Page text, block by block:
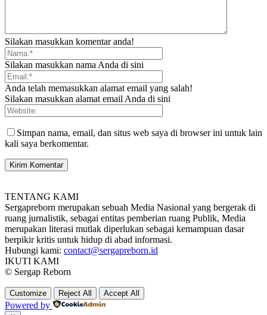
Silakan masukkan komentar anda!
Silakan masukkan nama Anda di sini
Anda telah memasukkan alamat email yang salah!
Silakan masukkan alamat email Anda di sini
Simpan nama, email, dan situs web saya di browser ini untuk lain
kali saya berkomentar.
TENTANG KAMI
Sergapreborn merupakan sebuah Media Nasional yang bergerak di
ruang jurnalistik, sebagai entitas pemberian ruang Publik, Media
merupakan literasi mutlak diperlukan sebagai kemampuan dasar
berpikir kritis untuk hidup di abad informasi.
Hubungi kami: contact@sergapreborn.id
IKUTI KAMI
© Sergap Reborn
Customize Reject All Accept All
Powered by